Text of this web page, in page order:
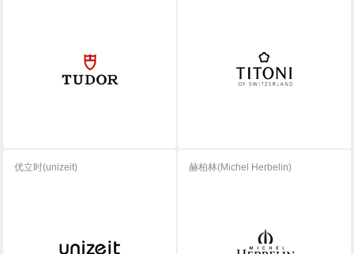
优立时(unizeit) 赫柏林(Michel Herbelin)